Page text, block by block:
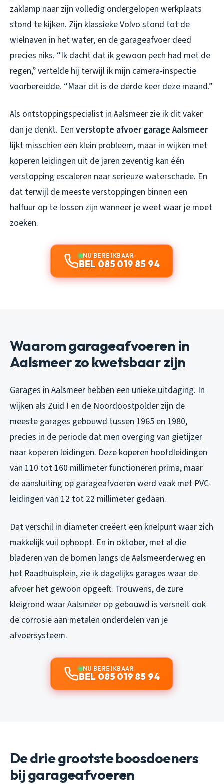
zaklamp naar zijn volledig ondergelopen werkplaats
stond te kijken. Zijn klassieke Volvo stond tot de
wielnaven in het water, en de garageafvoer deed
precies niks. “Ik dacht dat ik gewoon pech had met de
regen,” vertelde hij terwijl ik mijn camera-inspectie
voorbereidde. “Maar dit is de derde keer deze maand.”
Als ontstoppingspecialist in Aalsmeer zie ik dit vaker
dan je denkt. Een verstopte afvoer garage Aalsmeer
lijkt misschien een klein probleem, maar in wijken met
koperen leidingen uit de jaren zeventig kan één
verstopping escaleren naar serieuze waterschade. En
dat terwijl de meeste verstoppingen binnen een
halfuur op te lossen zijn wanneer je weet waar je moet
zoeken.
NU BEREIKBAAR
BEL 085 019 85 94
Waarom garageafvoeren in
Aalsmeer zo kwetsbaar zijn
Garages in Aalsmeer hebben een unieke uitdaging. In
wijken als Zuid I en de Noordoostpolder zijn de
meeste garages gebouwd tussen 1965 en 1980,
precies in de periode dat men overging van gietijzer
naar koperen leidingen. Deze koperen hoofdleidingen
van 110 tot 160 millimeter functioneren prima, maar
de aansluiting op garageafvoeren werd vaak met PVC-
leidingen van 12 tot 22 millimeter gedaan.
Dat verschil in diameter creëert een knelpunt waar zich
makkelijk vuil ophoopt. En in oktober, met al die
bladeren van de bomen langs de Aalsmeerderweg en
het Raadhuisplein, zie ik dagelijks garages waar de
afvoer het gewoon opgeeft. Trouwens, de zure
kleigrond waar Aalsmeer op gebouwd is versnelt ook
de corrosie aan metalen onderdelen van je
afvoersysteem.
NU BEREIKBAAR
BEL 085 019 85 94
De drie grootste boosdoeners
bij garageafvoeren